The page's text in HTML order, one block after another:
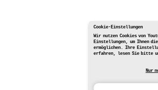
Cookie-Einstellungen
Wir nutzen Cookies von
Einstellungen, um Ihnen
ermöglichen. Ihre
erfahren, lesen Sie bitte
Nur